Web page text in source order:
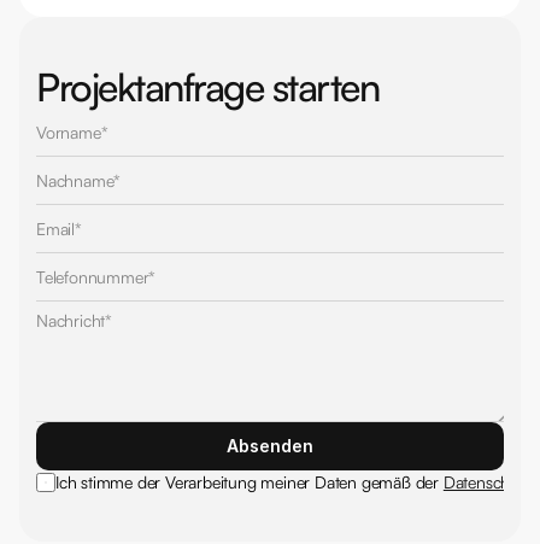
Projektanfrage starten
Absenden
Ich stimme der Verarbeitung meiner Daten gemäß der